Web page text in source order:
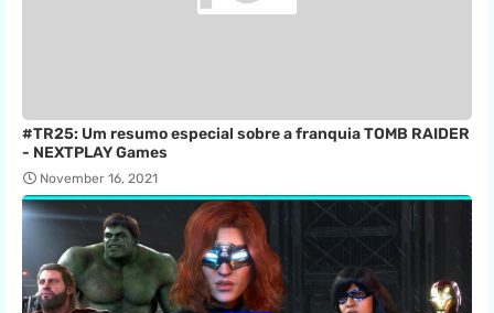
#TR25: Um resumo especial sobre a franquia TOMB RAIDER
- NEXTPLAY Games
November 16, 2021